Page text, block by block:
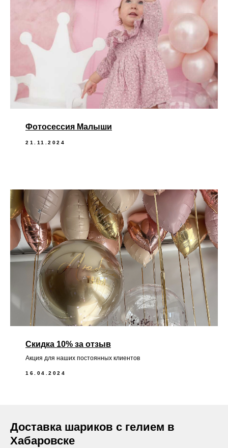
Фотосессия Малыши
21.11.2024
Скидка 10% за отзыв
Акция для наших постоянных клиентов
16.04.2024
Доставка шариков с гелием в
Хабаровске